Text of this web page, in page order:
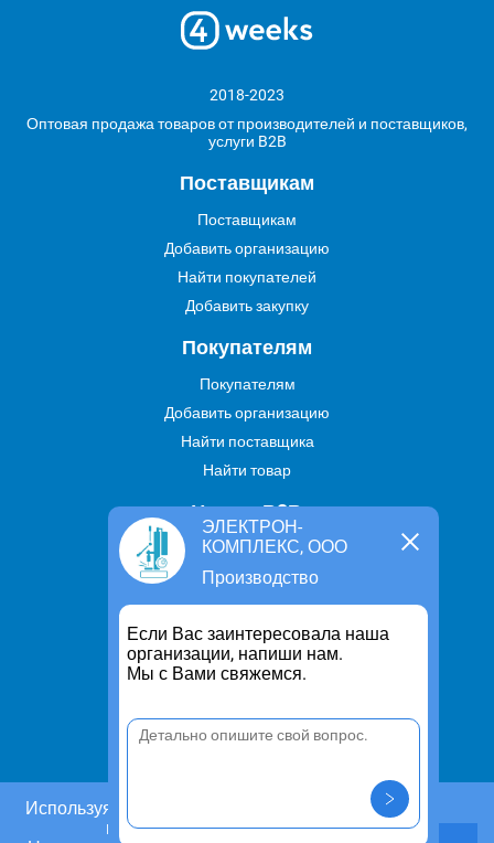
ЭЛЕКТРОН-
КОМПЛЕКС, ООО
Производство
Если Вас заинтересовала наша
организации, напиши нам.
Мы с Вами свяжемся.
Используя этот сайт, Вы даете согласие на
использование cookies.
2018-2023
Оптовая продажа товаров от производителей и поставщиков,
услуги B2B
Поставщикам
Поставщикам
Добавить организацию
Найти покупателей
Добавить закупку
Покупателям
Покупателям
Добавить организацию
Найти поставщика
Найти товар
Услуги В2В
Найти услугу
Предложить свою услугу
Дропшиппинг
Транспортные услуги
Информация
Политика конфиденциальности
Контакты